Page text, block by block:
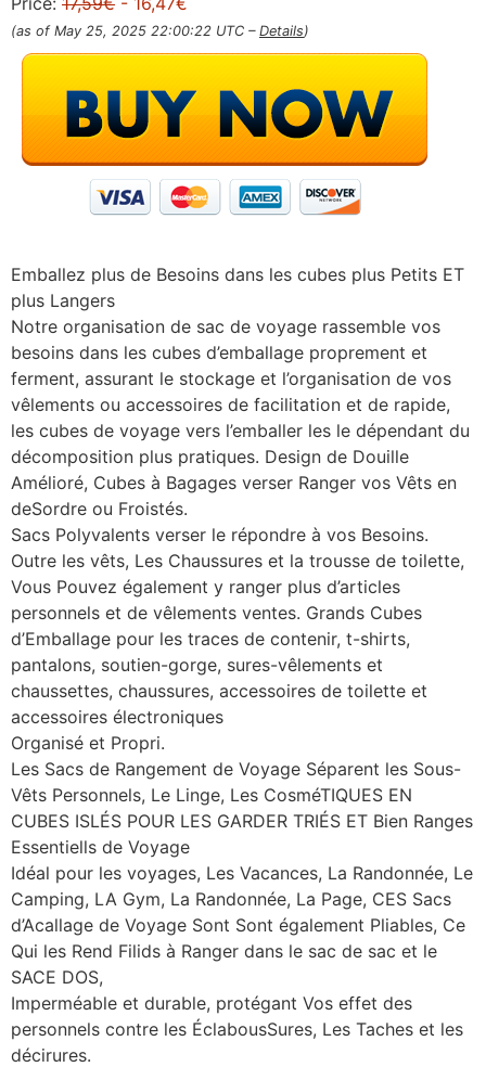
(as of May 25, 2025 22:00:22 UTC – Details)
Emballez plus de Besoins dans les cubes plus Petits ET
plus Langers
Notre organisation de sac de voyage rassemble vos
besoins dans les cubes d’emballage proprement et
ferment, assurant le stockage et l’organisation de vos
vêlements ou accessoires de facilitation et de rapide,
les cubes de voyage vers l’emballer les le dépendant du
décomposition plus pratiques. Design de Douille
Amélioré, Cubes à Bagages verser Ranger vos Vêts en
deSordre ou Froistés.
Sacs Polyvalents verser le répondre à vos Besoins.
Outre les vêts, Les Chaussures et la trousse de toilette,
Vous Pouvez également y ranger plus d’articles
personnels et de vêlements ventes. Grands Cubes
d’Emballage pour les traces de contenir, t-shirts,
pantalons, soutien-gorge, sures-vêlements et
chaussettes, chaussures, accessoires de toilette et
accessoires électroniques
Organisé et Propri.
Les Sacs de Rangement de Voyage Séparent les Sous-
Vêts Personnels, Le Linge, Les CosméTIQUES EN
CUBES ISLÉS POUR LES GARDER TRIÉS ET Bien Ranges
Essentiells de Voyage
Idéal pour les voyages, Les Vacances, La Randonnée, Le
Camping, LA Gym, La Randonnée, La Page, CES Sacs
d’Acallage de Voyage Sont Sont également Pliables, Ce
Qui les Rend Filids à Ranger dans le sac de sac et le
SACE DOS,
Imperméable et durable, protégant Vos effet des
personnels contre les ÉclabousSures, Les Taches et les
décirures.